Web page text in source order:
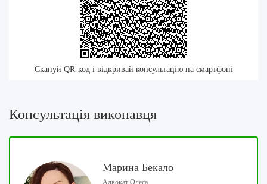
Скануй QR-код і відкривай консультацію на смартфоні
Консультація виконавця
Марина Бекало
Адвокат Одеса